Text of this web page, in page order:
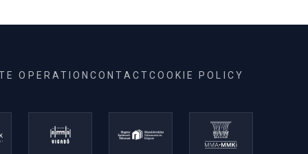
OPERATIONCONTACTCOOKIE POLICY